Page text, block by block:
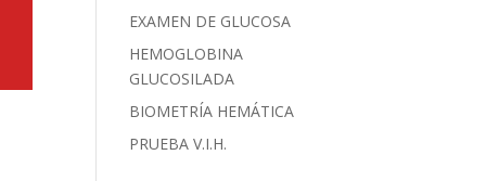
EXAMEN DE GLUCOSA
HEMOGLOBINA
GLUCOSILADA
BIOMETRÍA HEMÁTICA
PRUEBA V.I.H.